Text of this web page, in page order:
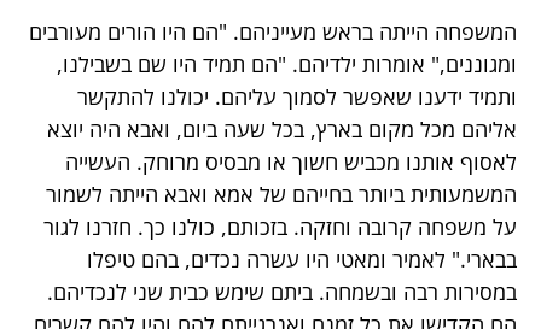
המשפחה הייתה בראש מעייניהם. "הם היו הורים מעורבים
ומגוננים," אומרות ילדיהם. "הם תמיד היו שם בשבילנו,
ותמיד ידענו שאפשר לסמוך עליהם. יכולנו להתקשר
אליהם מכל מקום בארץ, בכל שעה ביום, ואבא היה יוצא
לאסוף אותנו מכביש חשוך או מבסיס מרוחק. העשייה
המשמעותית ביותר בחייהם של אמא ואבא הייתה לשמור
על משפחה קרובה וחזקה. בזכותם, כולנו כך. חזרנו לגור
בבארי." לאמיר ומאטי היו עשרה נכדים, בהם טיפלו
במסירות רבה ובשמחה. ביתם שימש כבית שני לנכדיהם.